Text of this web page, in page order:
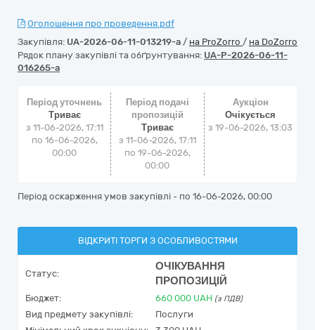
Оголошення про проведення.pdf
Закупівля: UA-2026-06-11-013219-a / на ProZorro / на DoZorro
Рядок плану закупівлі та обґрунтування: UA-P-2026-06-11-
016265-a
Період уточнень
Триває
з 11-06-2026, 17:11
по 16-06-2026,
00:00
Період подачі
пропозицій
Триває
з 11-06-2026, 17:11
по 19-06-2026,
00:00
Аукціон
Очікується
з19-06-2026, 13:03
Період оскарження умов закупівлі - по 16-06-2026, 00:00
ВІДКРИТІ ТОРГИ З ОСОБЛИВОСТЯМИ
Статус:
ОЧІКУВАННЯ
ПРОПОЗИЦІЙ
Бюджет: 660 000 UAH (з ПДВ)
Вид предмету закупівлі:
Послуги